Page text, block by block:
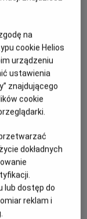
)
i jesteśmy
do domu nie
to gotowi?
na
cookie Helios
urządzeniu
ustawienia
znajdującego
cookie
dokładnych
lub dostęp do
reklam i